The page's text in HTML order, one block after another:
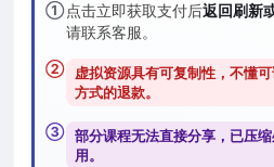
①点击立即获取支付后返回刷新
请联系客服。
② 虚拟资源具有可复制性，不懂
方式的退款。
③ 部分课程无法直接分享，已压
用。